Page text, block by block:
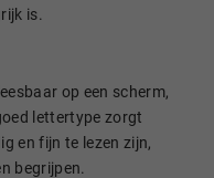
is.
op een scherm,
lettertype zorgt
en fijn te lezen zijn,
begrijpen.